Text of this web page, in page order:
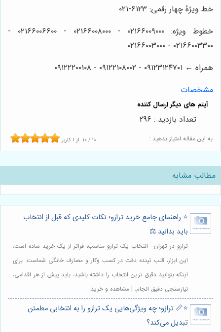
خط ویژۀ چهار رقمی: ۶۱۲۳-۰۲۱
خطوط ویژه: ۰۲۱۶۶۰۰۹۰۰۰ - ۰۲۱۶۶۰۰۸۰۰۰ - ۰۲۱۶۶۰۰۶۶۰۰ -
۰۲۱۶۶۰۰۳۳۰۰ - ۰۲۱۶۶۰۰۳۰۰۰
همراه ← ۰۹۱۲۳۱۲۴۷۰۱ - ۰۹۱۲۲۱۰۸۰۰۲ - ۰۹۱۲۲۲۰۰۱۰۸
مشخصات
به این مقاله امتیاز بدهید : 10 / 10 از 1 کاربر
تعداد بازدید : 296
مطالب مشابه
⭐️ راهنمای جامع خرید ترازو؛ نکات کلیدی که قبل از انتخاب
باید بدانید ⚖️
ترازو در تهران - انتخاب یک ترازو مناسب، فراتر از یک خرید ساده است؛
این ابزار، قلب تپنده دقت در کسب وکار و مصارف خانگی شماست. برای
اینکه بتوانید دقیق ترین انتخاب را داشته باشید، باید پیش از هر اقدامی،
نیازسنجی دقیق انجام. | مشاهده و خرید
⭐️📏 ترازو؛ چه ویژگی‌هایی یک ترازو را به انتخابی مطمئن
تبدیل می‌کند؟